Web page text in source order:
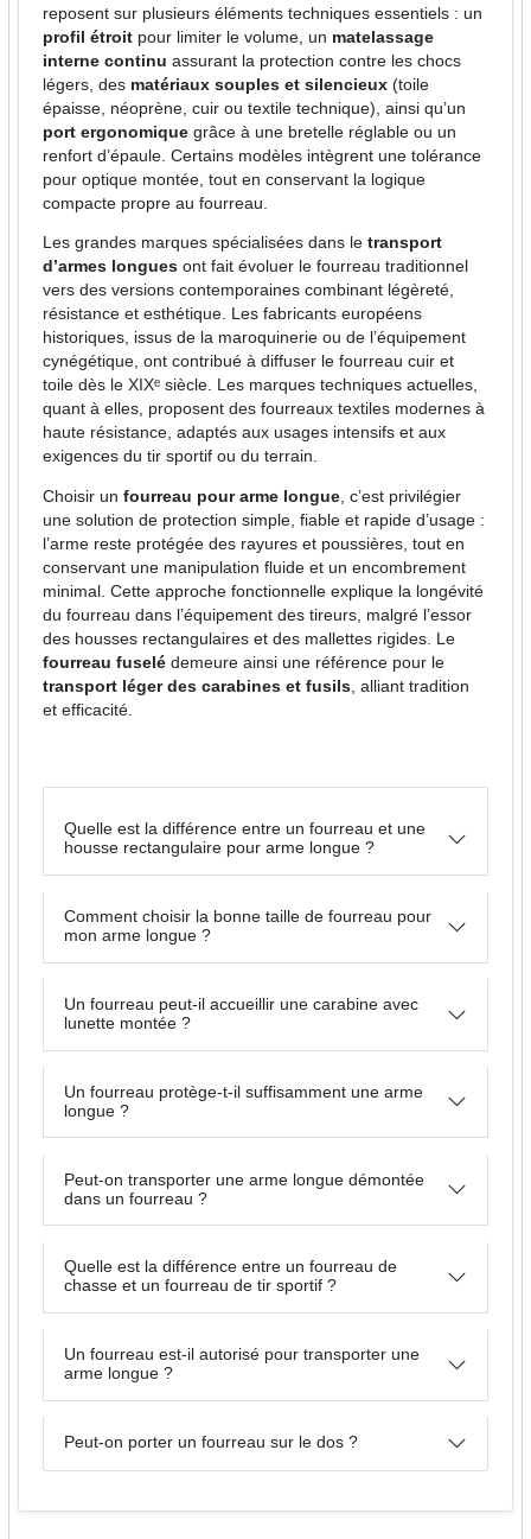
reposent sur plusieurs éléments techniques essentiels : un
profil étroit pour limiter le volume, un matelassage
interne continu assurant la protection contre les chocs
légers, des matériaux souples et silencieux (toile
épaisse, néoprène, cuir ou textile technique), ainsi qu’un
port ergonomique grâce à une bretelle réglable ou un
renfort d’épaule. Certains modèles intègrent une tolérance
pour optique montée, tout en conservant la logique
compacte propre au fourreau.
Les grandes marques spécialisées dans letransport
d’armes longues ont fait évoluer le fourreau traditionnel
vers des versions contemporaines combinant légèreté,
résistance et esthétique. Les fabricants européens
historiques, issus de la maroquinerie ou de l’équipement
cynégétique, ont contribué à diffuser le fourreau cuir et
toile dès le XIXᵉ siècle. Les marques techniques actuelles,
quant à elles, proposent des fourreaux textiles modernes à
haute résistance, adaptés aux usages intensifs et aux
exigences du tir sportif ou du terrain.
Choisir unfourreau pour arme longue , c’est privilégier
une solution de protection simple, fiable et rapide d’usage :
l’arme reste protégée des rayures et poussières, tout en
conservant une manipulation fluide et un encombrement
minimal. Cette approche fonctionnelle explique la longévité
du fourreau dans l’équipement des tireurs, malgré l’essor
des housses rectangulaires et des mallettes rigides. Le
fourreau fuselé demeure ainsi une référence pour le
transport léger des carabines et fusils , alliant tradition
et efficacité.
Quelle est la différence entre un fourreau et une
housse rectangulaire pour arme longue ?
Comment choisir la bonne taille de fourreau pour
mon arme longue ?
Un fourreau peut-il accueillir une carabine avec
lunette montée ?
Un fourreau protège-t-il suffisamment une arme
longue ?
Peut-on transporter une arme longue démontée
dans un fourreau ?
Quelle est la différence entre un fourreau de
chasse et un fourreau de tir sportif ?
Un fourreau est-il autorisé pour transporter une
arme longue ?
Peut-on porter un fourreau sur le dos ?